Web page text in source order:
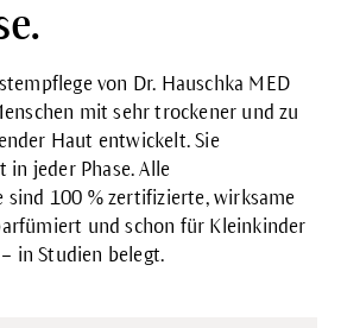
von Dr. Hauschka MED
mit sehr trockener und zu
Haut entwickelt. Sie
jeder Phase. Alle
sind 100 % zertifizierte, wirksame
und schon für Kleinkinder
in Studien belegt.